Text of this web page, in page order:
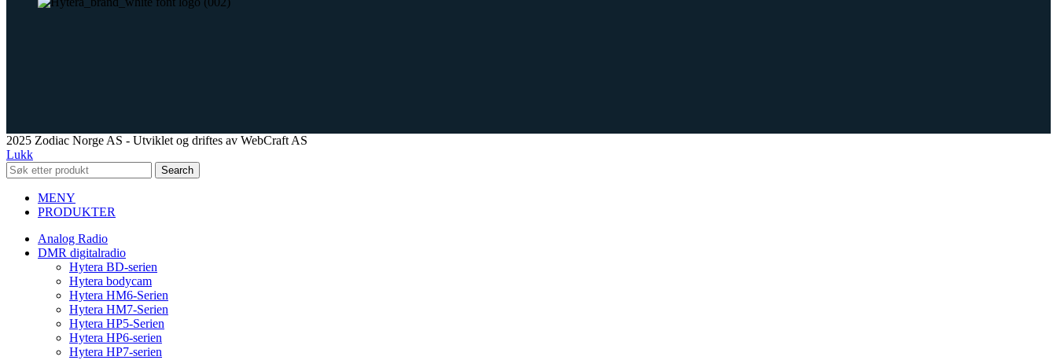
2025 Zodiac Norge AS - Utviklet og driftes av WebCraft AS
Lukk
Search
MENY
PRODUKTER
Analog Radio
DMR digitalradio
Hytera BD-serien
Hytera bodycam
Hytera HM6-Serien
Hytera HM7-Serien
Hytera HP5-Serien
Hytera HP6-serien
Hytera HP7-serien